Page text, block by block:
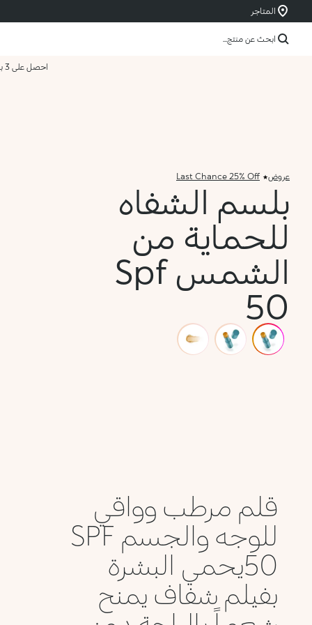
المتاجر
ابحث عن منتج...
احصل على 3 بسعر 2
عروض Last Chance 25% Off
بلسم الشفاه
للحماية من
الشمس Spf
50
قلم مرطب وواقي
للوجه والجسم SPF
50يحمي البشرة
بفيلم شفاف يمنح